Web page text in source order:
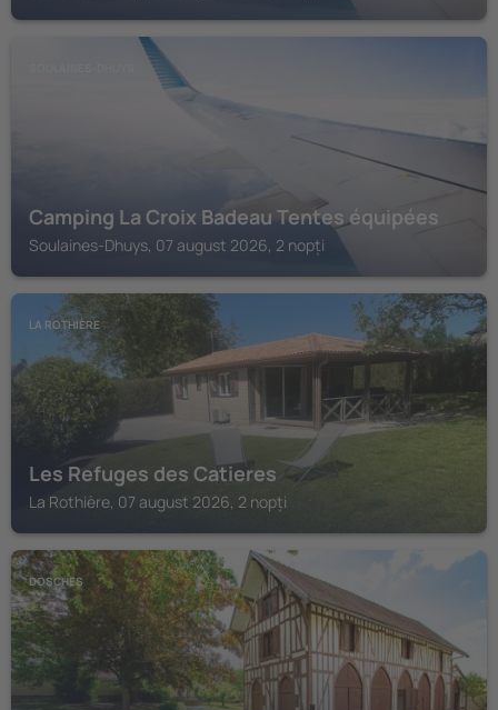
Camping La Croix Badeau Tentes équipées
Soulaines-Dhuys, 07 august 2026, 2 nopți
LA ROTHIÈRE
Les Refuges des Catieres
La Rothière, 07 august 2026, 2 nopți
DOSCHES